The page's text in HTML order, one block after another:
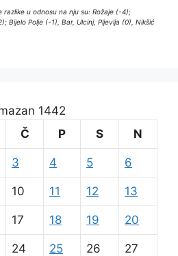
razlike u odnosu na nju su: Rožaje (-4);
Bijelo Polje (-1), Bar, Ulcinj, Pljevlja (0), Nikšić
1442
Č P S N
3 4 5 6
10 11 12 13
17 18 19 20
24 25 26 27